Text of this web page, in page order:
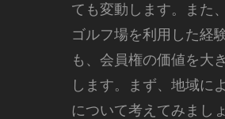
ても変動します。また
ゴルフ場を利用した経
も、会員権の価値を大
します。まず、地域に
について考えてみまし